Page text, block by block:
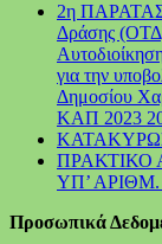
2η
Δράσης
για την
Δημοσίου
ΚΑΠ 2023
ΠΡΑΚΤΙΚΟ
ΥΠ’ ΑΡΙΘΜ.
Προσωπικά